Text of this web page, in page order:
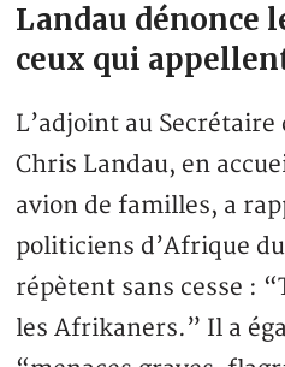
Landau dénonce
ceux qui
L’adjoint au
Chris Landau, en
avion de familles, a
politiciens d’Afrique
répètent sans cesse :
les Afrikaners.” Il a